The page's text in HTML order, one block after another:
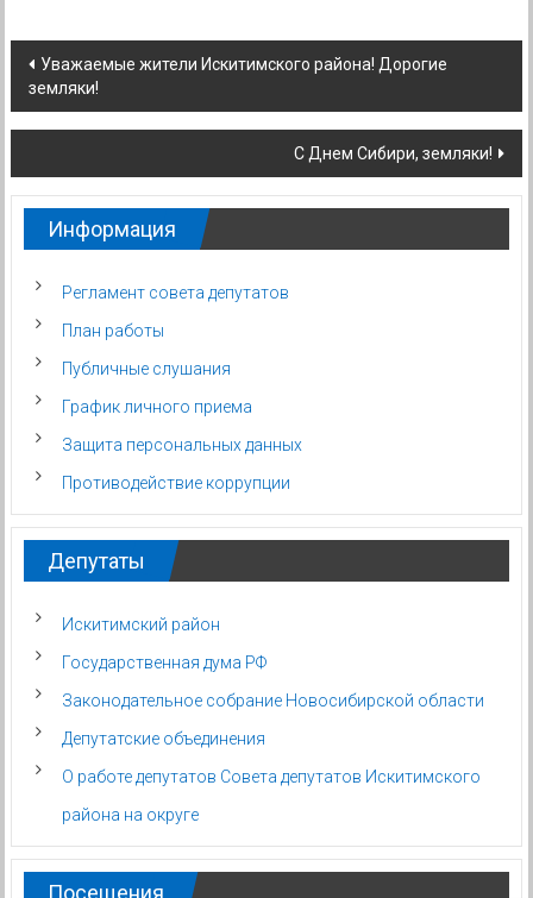
Навигация
по
Уважаемые жители Искитимского района! Дорогие
земляки!
С Днем Сибири, земляки!
Информация
Регламент совета депутатов
План работы
Публичные слушания
График личного приема
Защита персональных данных
Противодействие коррупции
Депутаты
Искитимский район
Государственная дума РФ
Законодательное собрание Новосибирской области
Депутатские объединения
О работе депутатов Совета депутатов Искитимского
района на округе
Посещения